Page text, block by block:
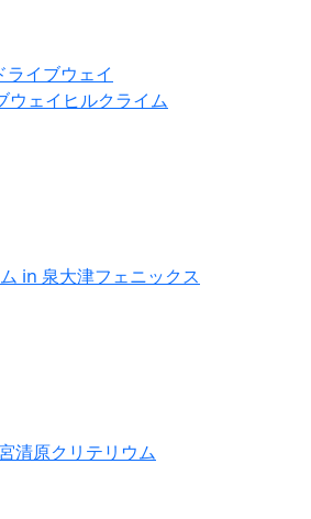
イブウェイ
ウェイヒルクライム
in 泉大津フェニックス
清原クリテリウム